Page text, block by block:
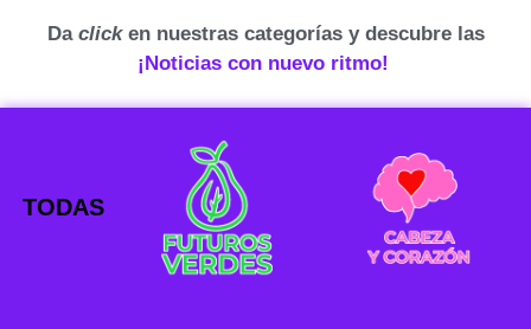
Da clicken nuestras categorías y descubre las
¡Noticias con nuevo ritmo!
TODAS